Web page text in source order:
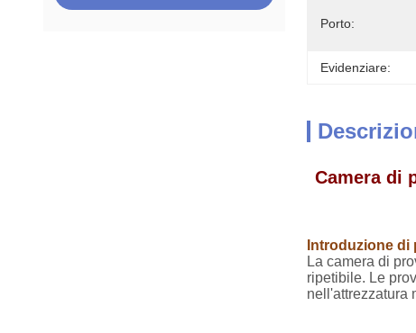
Porto:
Evidenziare:
Camera di
Introduzione di
La camera di
ripetibile. Le
nell'attrezzatura